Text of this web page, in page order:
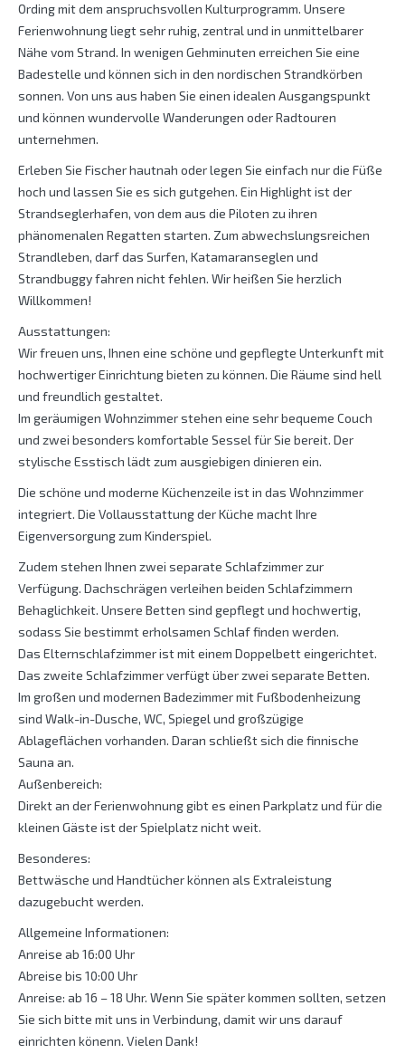
Ording mit dem anspruchsvollen Kulturprogramm. Unsere
Ferienwohnung liegt sehr ruhig, zentral und in unmittelbarer
Nähe vom Strand. In wenigen Gehminuten erreichen Sie eine
Badestelle und können sich in den nordischen Strandkörben
sonnen. Von uns aus haben Sie einen idealen Ausgangspunkt
und können wundervolle Wanderungen oder Radtouren
unternehmen.
Erleben Sie Fischer hautnah oder legen Sie einfach nur die Füße
hoch und lassen Sie es sich gutgehen. Ein Highlight ist der
Strandseglerhafen, von dem aus die Piloten zu ihren
phänomenalen Regatten starten. Zum abwechslungsreichen
Strandleben, darf das Surfen, Katamaranseglen und
Strandbuggy fahren nicht fehlen. Wir heißen Sie herzlich
Willkommen!
Ausstattungen:
Wir freuen uns, Ihnen eine schöne und gepflegte Unterkunft mit
hochwertiger Einrichtung bieten zu können. Die Räume sind hell
und freundlich gestaltet.
Im geräumigen Wohnzimmer stehen eine sehr bequeme Couch
und zwei besonders komfortable Sessel für Sie bereit. Der
stylische Esstisch lädt zum ausgiebigen dinieren ein.
Die schöne und moderne Küchenzeile ist in das Wohnzimmer
integriert. Die Vollausstattung der Küche macht Ihre
Eigenversorgung zum Kinderspiel.
Zudem stehen Ihnen zwei separate Schlafzimmer zur
Verfügung. Dachschrägen verleihen beiden Schlafzimmern
Behaglichkeit. Unsere Betten sind gepflegt und hochwertig,
sodass Sie bestimmt erholsamen Schlaf finden werden.
Das Elternschlafzimmer ist mit einem Doppelbett eingerichtet.
Das zweite Schlafzimmer verfügt über zwei separate Betten.
Im großen und modernen Badezimmer mit Fußbodenheizung
sind Walk-in-Dusche, WC, Spiegel und großzügige
Ablageflächen vorhanden. Daran schließt sich die finnische
Sauna an.
Außenbereich:
Direkt an der Ferienwohnung gibt es einen Parkplatz und für die
kleinen Gäste ist der Spielplatz nicht weit.
Besonderes:
Bettwäsche und Handtücher können als Extraleistung
dazugebucht werden.
Allgemeine Informationen:
Anreise ab 16:00 Uhr
Abreise bis 10:00 Uhr
Anreise: ab 16 – 18 Uhr. Wenn Sie später kommen sollten, setzen
Sie sich bitte mit uns in Verbindung, damit wir uns darauf
einrichten könenn. Vielen Dank!